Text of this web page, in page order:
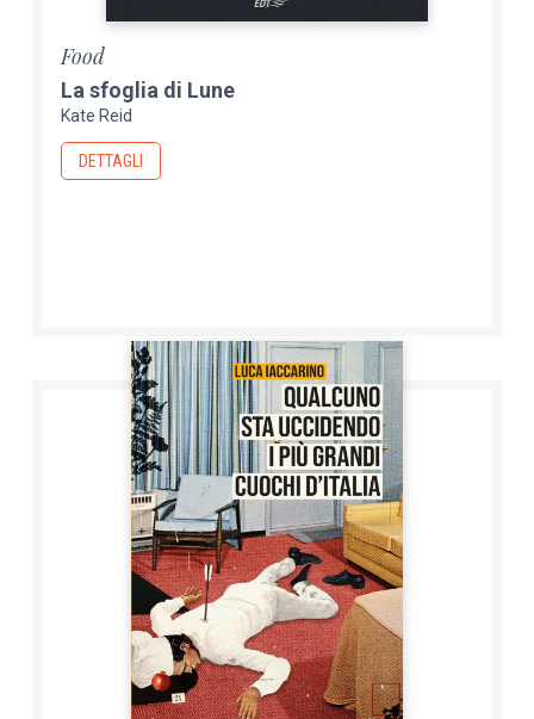
Food
La sfoglia di Lune
Kate Reid
DETTAGLI